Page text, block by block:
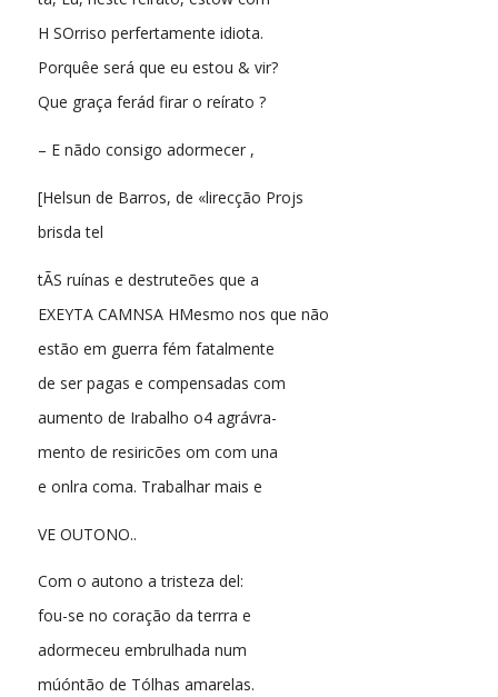
H SOrriso perfertamente idiota.
Porquêe será que eu estou & vir?
Que graça ferád firar o reírato ?
– E nãdo consigo adormecer ,
[Helsun de Barros, de «lirecção Projs
brisda tel
tÃS ruínas e destruteões que a
EXEYTA CAMNSA HMesmo nos que não
estão em guerra fém fatalmente
de ser pagas e compensadas com
aumento de Irabalho o4 agrávra-
mento de resiricões om com una
e onlra coma. Trabalhar mais e
VE OUTONO..
Com o autono a tristeza del:
fou-se no coração da terrra e
adormeceu embrulhada num
múóntão de Tólhas amarelas.